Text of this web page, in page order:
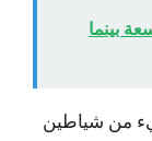
بينما
من شياطين